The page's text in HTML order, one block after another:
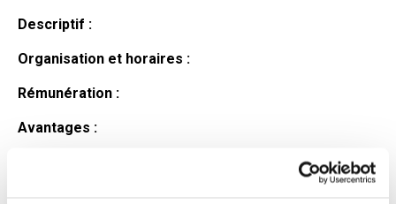
Descriptif :
Organisation et horaires :
Rémunération :
Avantages :